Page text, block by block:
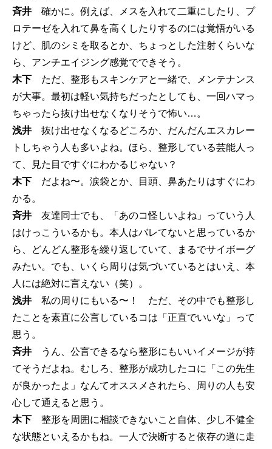
斉井 確かに。例えば、メスを入れて二重にしたり、プ
ロテーゼを入れて鼻を高くしたりするのには覚悟がいる
けど、肌のシミを取るとか、ちょっとした注射くらいな
ら、アンチエイジング感覚でできそう。
木下 ただ、整形もスキンケアと一緒で、メンテナンス
が大事。最初は軽い気持ちだったとしても、一回ハマっ
ちゃったら抜け出せなくなりそうで怖い…。
浅井 抜け出せなくなるどころか、だんだんエスカレー
トしちゃう人も多いよね。ほら、整形している芸能人っ
て、見た目ですぐにわかるじゃない？
木下 だよね〜。涙袋とか、目頭、鼻あたりはすぐにわ
かる。
斉井 友達同士でも、「あのコ怪しいよね」っていう人
はけっこういるかも。本人はバレてないと思っているか
ら、どんどん整形を繰り返していて、まるでサイボーグ
みたい。でも、いくら周りは気づいているとはいえ、本
人には絶対に言えない（笑）。
浅井 私の周りにもいる〜！ ただ、その中でも整形し
たことを素直に公言しているコは「正直でいいな」って
思う。
斉井 うん、公言できるなら整形にもいいイメージが持
てそうだよね。むしろ、整形が成功したコに「この先生
が良かったよ」なんてオススメされたら、周りの人も安
心して通えると思う。
木下 整形を周囲に相談できないこと自体、少し不健全
な状態といえるかもね。一人で決断すると依存の道に走